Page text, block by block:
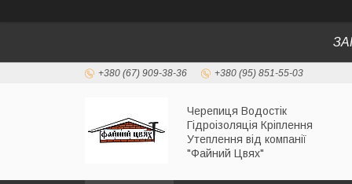
+380 (67) 909-38-36 +380 (95) 851-55-03
Черепиця Водостік
Гідроізоляція Кріплення
Утеплення від компанії
"Файний Цвях"